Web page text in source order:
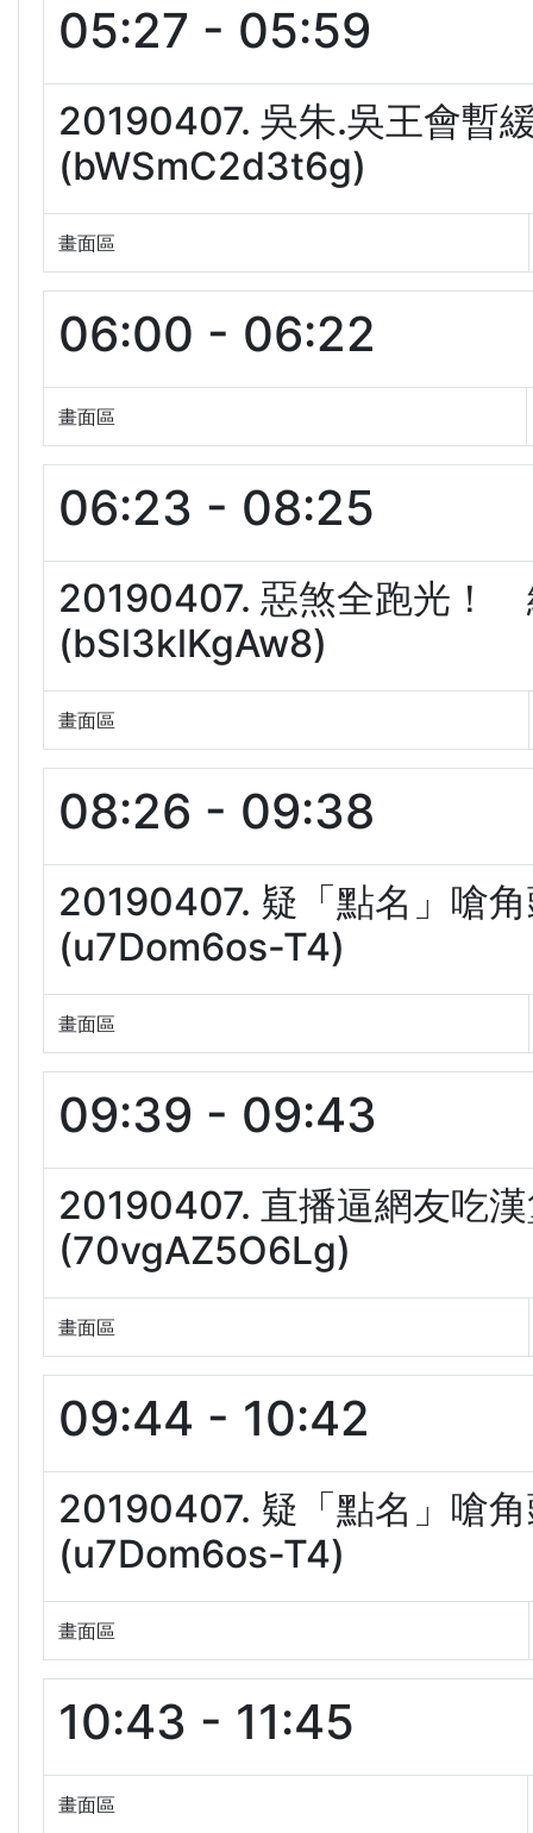
05:27 - 05:59
20190407. 吳朱.吳王會暫
(bWSmC2d3t6g)
畫面區
06:00 - 06:22
畫面區
06:23 - 08:25
20190407. 惡煞全跑光！
(bSl3klKgAw8)
畫面區
08:26 - 09:38
20190407. 疑「點名」嗆
(u7Dom6os-T4)
畫面區
09:39 - 09:43
20190407. 直播逼網友吃
(70vgAZ5O6Lg)
畫面區
09:44 - 10:42
20190407. 疑「點名」嗆
(u7Dom6os-T4)
畫面區
10:43 - 11:45
畫面區